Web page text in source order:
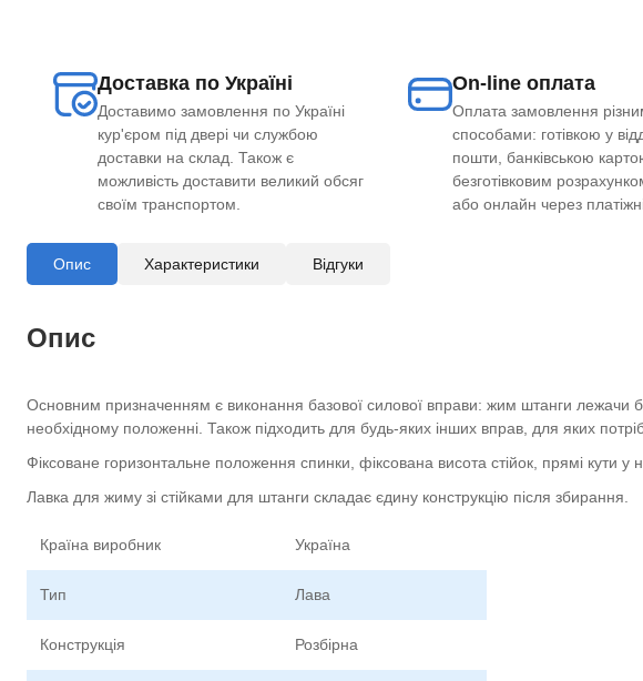
Доставка по Україні
Доставимо замовлення по Україні
кур'єром під двері чи службою
доставки на склад. Також є
можливість доставити великий обсяг
своїм транспортом.
On-line оплата
Оплата замовлення
способами: готівкою у
пошти, банківською
безготівковим
або онлайн через платіжні
Опис Характеристики Відгуки
Опис
Основним призначенням є виконання базової силової вправи: жим штанги лежачи
необхідному положенні. Також підходить для будь-яких інших вправ, для яких
Фіксоване горизонтальне положення спинки, фіксована висота стійок, прямі кути у
Лавка для жиму зі стійками для штанги складає єдину конструкцію після збирання.
Країна виробник Україна
Тип Лава
Конструкція Розбірна